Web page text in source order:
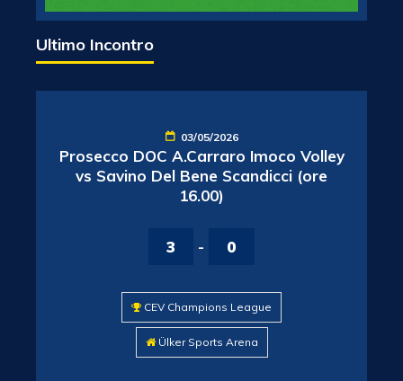
Ultimo Incontro
03/05/2026
Prosecco DOC A.Carraro Imoco Volley
vs Savino Del Bene Scandicci (ore
16.00)
3 - 0
CEV Champions League
Ülker Sports Arena